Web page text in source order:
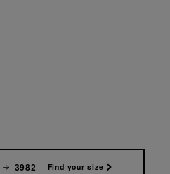
3982 Find your size